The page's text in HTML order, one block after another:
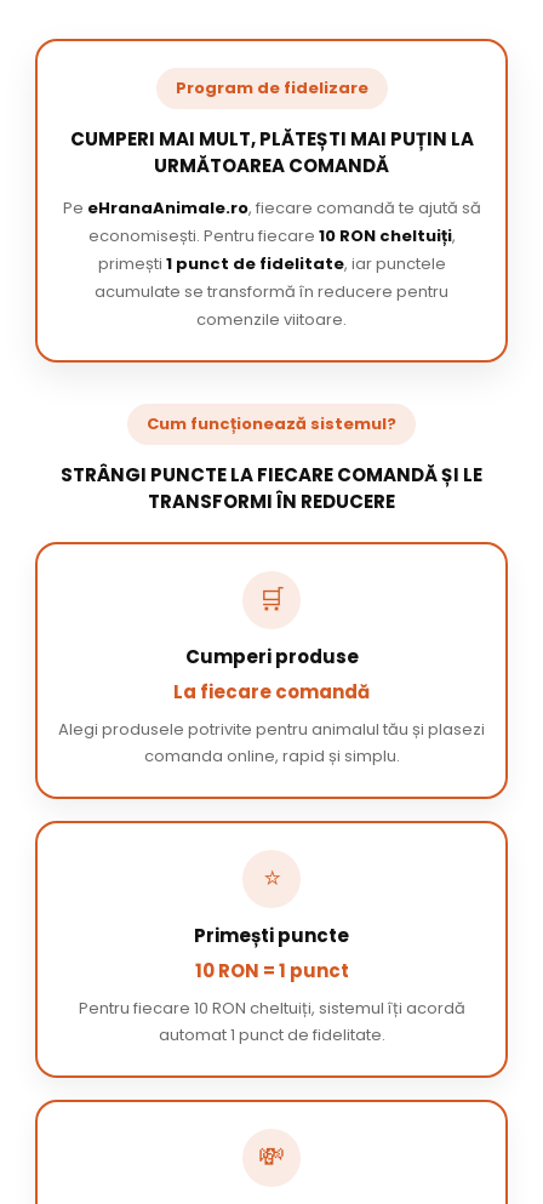
Program de fidelizare
CUMPERI MAI MULT, PLĂTEȘTI MAI PUȚIN LA
URMĂTOAREA COMANDĂ
Pe eHranaAnimale.ro, fiecare comandă te ajută să
economisești. Pentru fiecare 10 RON cheltuiți,
primești 1 punct de fidelitate, iar punctele
acumulate se transformă în reducere pentru
comenzile viitoare.
Cum funcționează sistemul?
STRÂNGI PUNCTE LA FIECARE COMANDĂ ȘI LE
TRANSFORMI ÎN REDUCERE
🛒
Cumperi produse
La fiecare comandă
Alegi produsele potrivite pentru animalul tău și plasezi
comanda online, rapid și simplu.
⭐
Primești puncte
10 RON = 1 punct
Pentru fiecare 10 RON cheltuiți, sistemul îți acordă
automat 1 punct de fidelitate.
💸